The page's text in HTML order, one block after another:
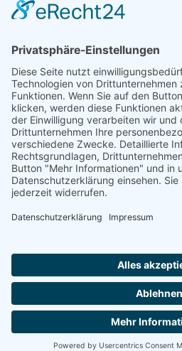
„Staubsches Haus“
Untere Sandstraße 30
96049 Bamberg
Tel: +49 (0) 951 67600
E-Mail:info@bamberger-
© Copyright - Bamberger